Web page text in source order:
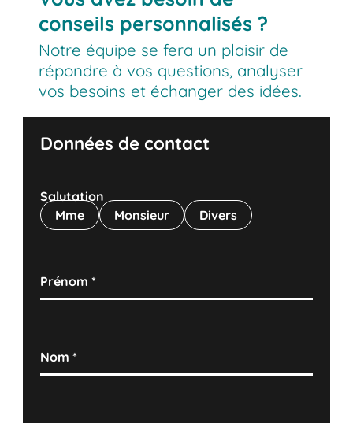
est soumise à des exigences strictes.
BITO effectue des inspections de
rayonnages sur la base de ces directives.
De nombreux types de rayonnages doivent
être inspectés tous les douze mois.
conseils personnalisés ?
Notre équipe se fera un plaisir de
répondre à vos questions, analyser
vos besoins et échanger des idées.
Données de contact
Salutation
Mme
Monsieur Divers
Prénom*
Nom*